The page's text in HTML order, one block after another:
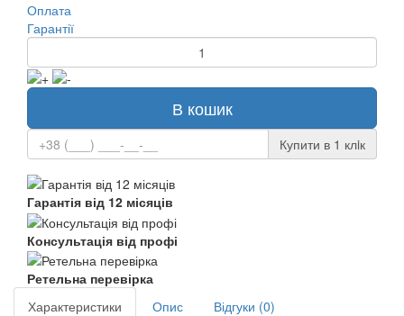
Оплата
Гарантії
В кошик
Купити в 1 клiк
Гарантія від 12 місяців
Консультація від профі
Ретельна перевірка
Характеристики
Опис
Відгуки (0)